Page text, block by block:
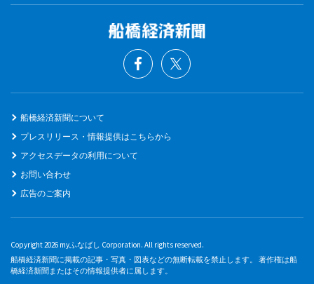
船橋経済新聞について
プレスリリース・情報提供はこちらから
アクセスデータの利用について
お問い合わせ
広告のご案内
Copyright 2026 myふなばし Corporation. All rights reserved.
船橋経済新聞に掲載の記事・写真・図表などの無断転載を禁止します。 著作権は船
橋経済新聞またはその情報提供者に属します。